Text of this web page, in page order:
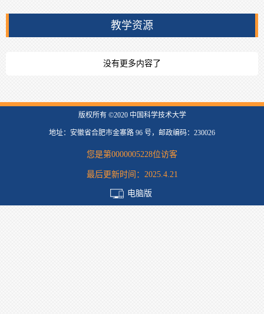
教学资源
没有更多内容了
版权所有 ©2020 中国科学技术大学
地址：安徽省合肥市金寨路 96 号，邮政编码：230026
您是第0000005228位访客
最后更新时间： 2025.4.21
电脑版